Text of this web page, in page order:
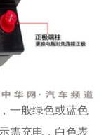
一般绿色或蓝色
需充电，白色表